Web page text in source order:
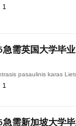
1
需英国大学毕
pasaulinis karas
1
需新加坡大学